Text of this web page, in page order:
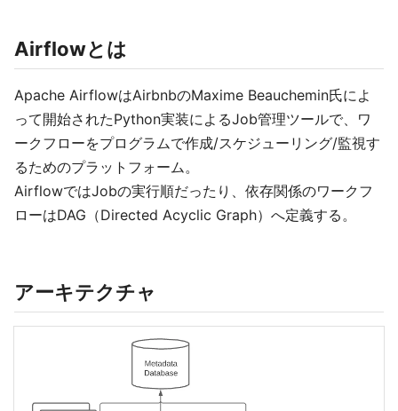
Airflowとは
Apache AirflowはAirbnbのMaxime Beauchemin氏によ
って開始されたPython実装によるJob管理ツールで、ワ
ークフローをプログラムで作成/スケジューリング/監視す
るためのプラットフォーム。
AirflowではJobの実行順だったり、依存関係のワークフ
ローはDAG（Directed Acyclic Graph）へ定義する。
アーキテクチャ